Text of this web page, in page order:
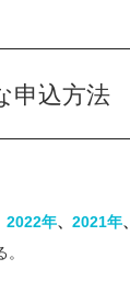
申込方法
​2022年​、​ 2021年​、​​